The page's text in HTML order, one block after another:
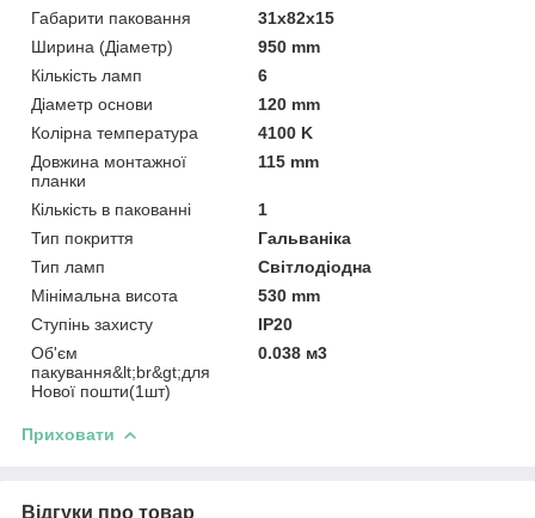
Габарити паковання
31x82x15
Ширина (Діаметр)
950 mm
Кількість ламп
6
Діаметр основи
120 mm
Колірна температура
4100 K
Довжина монтажної
планки
115 mm
Кількість в пакованні
1
Тип покриття
Гальваніка
Тип ламп
Світлодіодна
Мінімальна висота
530 mm
Ступінь захисту
IP20
Об'єм
пакування&lt;br&gt;для
Нової пошти(1шт)
0.038 м3
Приховати
Відгуки про товар